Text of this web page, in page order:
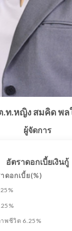
.ท.หญิง สมคิด พล
ผู้จัดการ
อัตราดอกเบี้ยเงินกู้
กเบี้ย(%)
พชีวิต 6.25%